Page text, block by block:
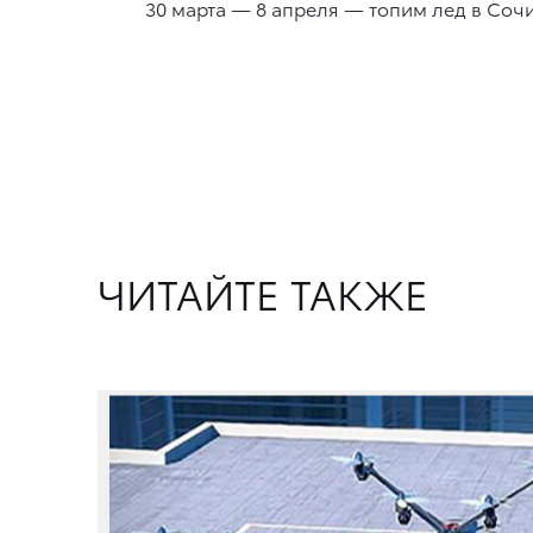
30 марта — 8 апреля — топим лед в
ЧИТАЙТЕ ТАКЖЕ